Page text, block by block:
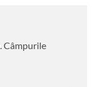
Câmpurile